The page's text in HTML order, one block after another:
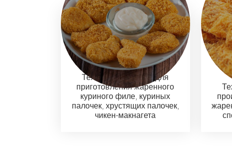
Техническая линия для
приготовления жаренного
куриного филе, куриных
палочек, хрустящих палочек,
чикен-макнагета